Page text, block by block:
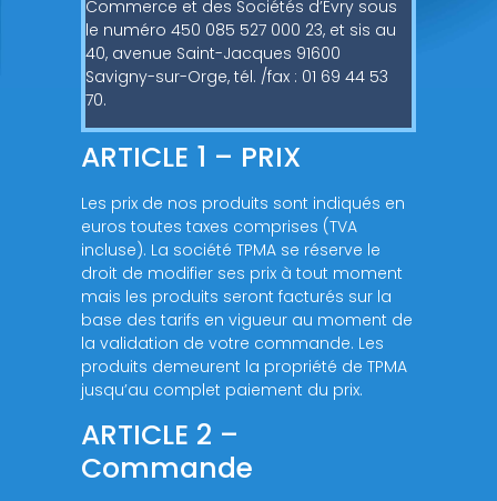
Commerce et des Sociétés d’Évry sous
le numéro 450 085 527 000 23, et sis au
40, avenue Saint-Jacques 91600
Savigny-sur-Orge, tél. /fax : 01 69 44 53
70.
ARTICLE 1 – PRIX
Les prix de nos produits sont indiqués en
euros toutes taxes comprises (TVA
incluse). La société TPMA se réserve le
droit de modifier ses prix à tout moment
mais les produits seront facturés sur la
base des tarifs en vigueur au moment de
la validation de votre commande. Les
produits demeurent la propriété de TPMA
jusqu’au complet paiement du prix.
ARTICLE 2 –
Commande